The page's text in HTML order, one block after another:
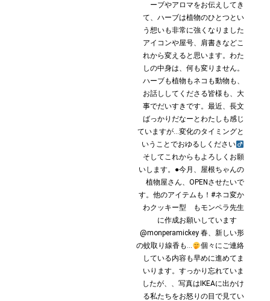
ーブやアロマをお伝えしてき
て、ハーブは植物のひとつとい
う想いも非常に強くなりました
アイコンや屋号、肩書きなどこ
れから変えると思います。わた
しの中身は、何も変りません。
ハーブも植物もネコも動物も、
お話ししてくださる皆様も、大
事でだいすきです。最近、長文
ばっかりだなーとわたしも感じ
ていますが…変化のタイミングと
いうことでおゆるしください‍
そしてこれからもよろしくお願
いします。●今月、屋根ちゃんの
植物屋さん、OPENさせたいで
す。他のアイテムも！#ネコ変か
わクッキー型 もモンペラ先生
に作成お願いしています
@monperamickey 春、新しい形
の蚊取り線香も…
個々にご連絡
している内容も早めに進めてま
いります。すっかり忘れていま
したが、、写真はIKEAに出かけ
る私たちをお怒りの目で見てい